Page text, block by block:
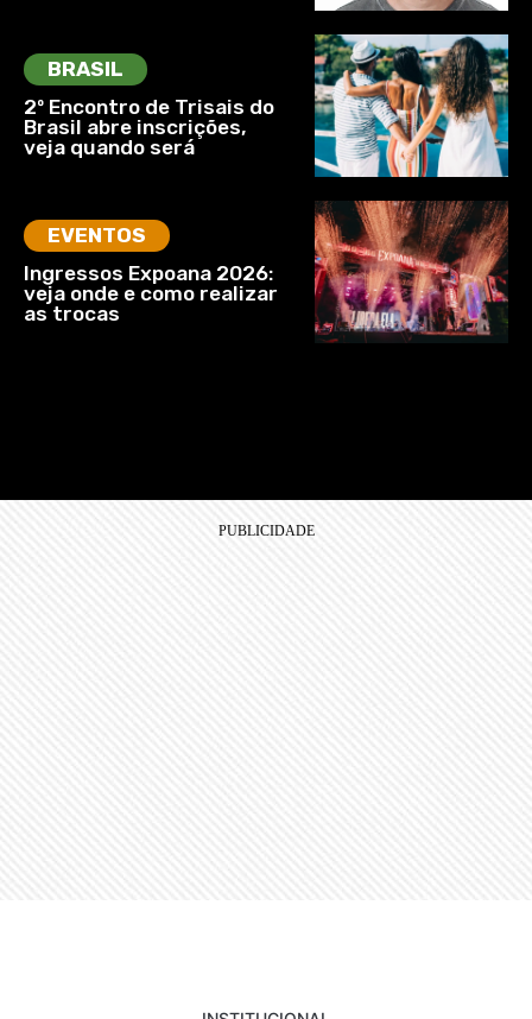
BRASIL
2º Encontro de Trisais do
Brasil abre inscrições,
veja quando será
EVENTOS
Ingressos Expoana 2026:
veja onde e como realizar
as trocas